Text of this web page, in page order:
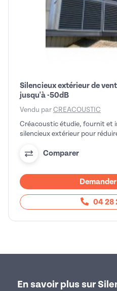
Silencieux extérieur de
jusqu'à -50dB
Vendu par CREACOUSTIC
Créacoustic étudie, fournit et
silencieux extérieur pour
Comparer
04 28
En savoir plus sur